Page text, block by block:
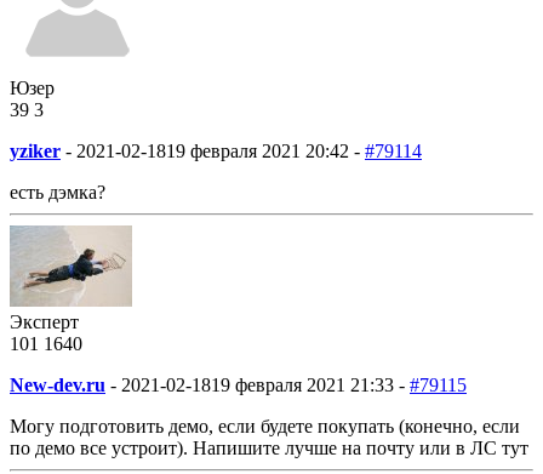
Юзер
39 3
yziker - 2021-02-1819 февраля 2021 20:42 - #79114
есть дэмка?
Эксперт
101 1640
New-dev.ru - 2021-02-1819 февраля 2021 21:33 - #79115
Могу подготовить демо, если будете покупать (конечно, если
по демо все устроит). Напишите лучше на почту или в ЛС тут